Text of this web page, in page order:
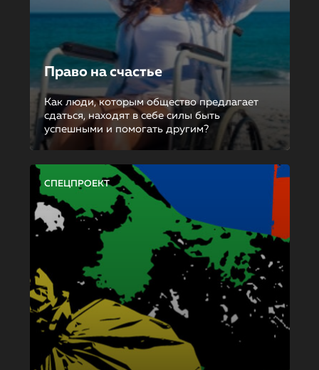
Право на счастье
Как люди, которым общество предлагает
сдаться, находят в себе силы быть
успешными и помогать другим?
СПЕЦПРОЕКТ